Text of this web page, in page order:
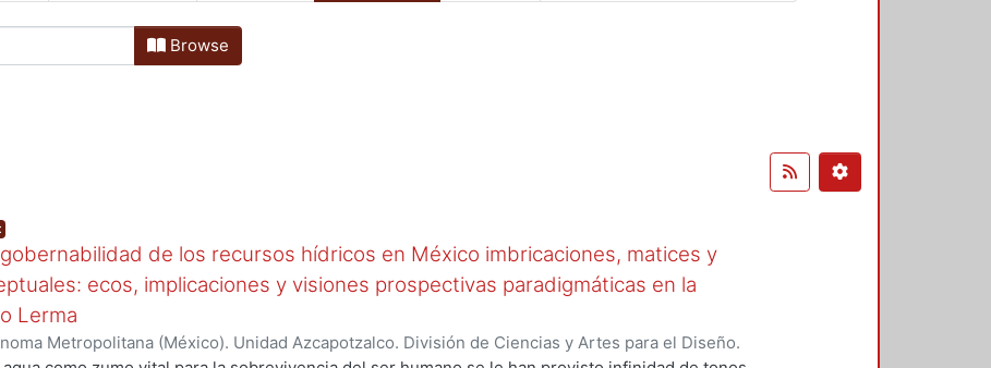
Browse
de los recursos hídricos en México imbricaciones, matices y
ecos, implicaciones y visiones prospectivas paradigmáticas en la
Lerma
Metropolitana (México). Unidad Azcapotzalco. División de Ciencias y Artes para el Diseño.